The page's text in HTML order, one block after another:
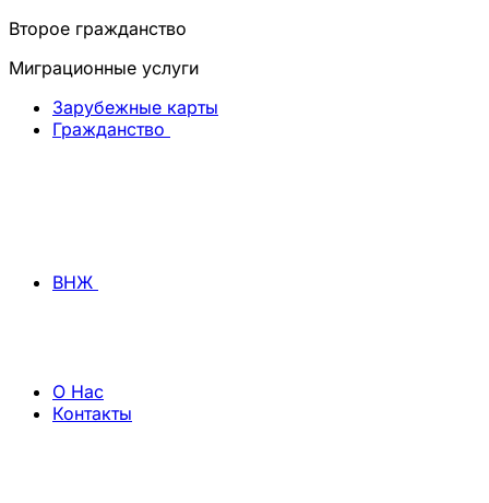
Второе гражданство
Миграционные услуги
Зарубежные карты
Гражданство
ВНЖ
О Нас
Контакты